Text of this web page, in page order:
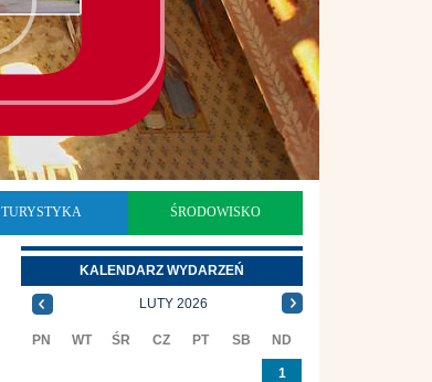
TURYSTYKA ŚRODOWISKO
KALENDARZ WYDARZEŃ
LUTY 2026
PN WT ŚR CZ PT SB ND
1